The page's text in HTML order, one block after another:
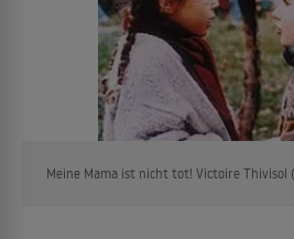
Meine Mama ist nicht tot! Victoire Thivisol